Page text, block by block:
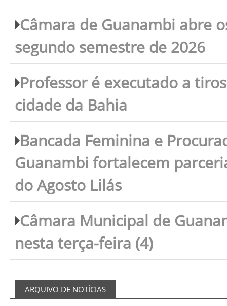
Câmara de Guanambi abre
segundo semestre de 2026
Professor é executado a
cidade da Bahia
Bancada Feminina e
Guanambi fortalecem
do Agosto Lilás
Câmara Municipal de
nesta terça-feira (4)
ARQUIVO DE NOTÍCIAS